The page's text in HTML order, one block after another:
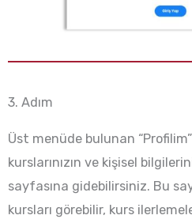
3. Adım
Üst menüde bulunan
kurslarınızın ve kişisel
sayfasına gidebilirsiniz. Bu
kursları görebilir, kurs